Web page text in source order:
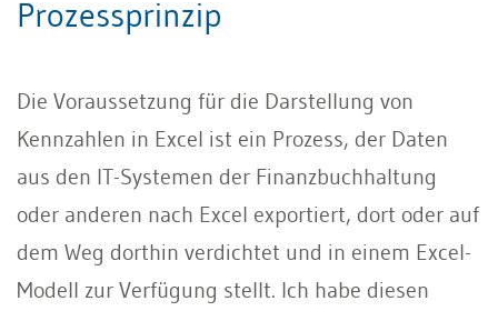
Prozessprinzip
Die Voraussetzung für die Darstellung von
Kennzahlen in Excel ist ein Prozess, der Daten
aus den IT-Systemen der Finanzbuchhaltung
oder anderen nach Excel exportiert, dort oder auf
dem Weg dorthin verdichtet und in einem Excel-
Modell zur Verfügung stellt. Ich habe diesen